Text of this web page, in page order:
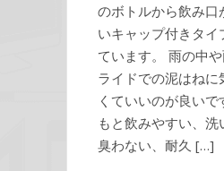
のボトルから飲み口
いキャップ付きタイ
ています。 雨の中
ライドでの泥はねに
くていいのが良いで
もと飲みやすい、洗
臭わない、耐久 […]